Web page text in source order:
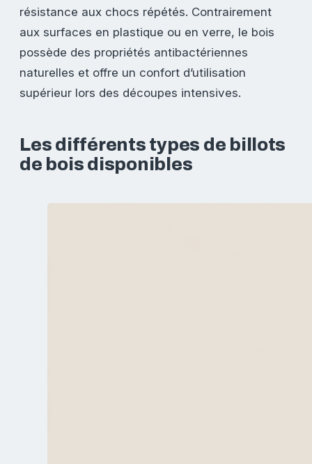
résistance aux chocs répétés. Contrairement
aux surfaces en plastique ou en verre, le bois
possède des propriétés antibactériennes
naturelles et offre un confort d’utilisation
supérieur lors des découpes intensives.
Les différents types de billots
de bois disponibles